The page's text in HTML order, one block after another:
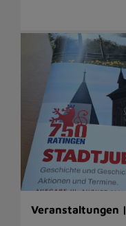
Veranstaltungen |